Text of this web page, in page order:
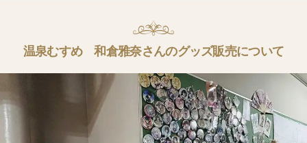
温泉むすめ 和倉雅奈さんのグッズ販売について